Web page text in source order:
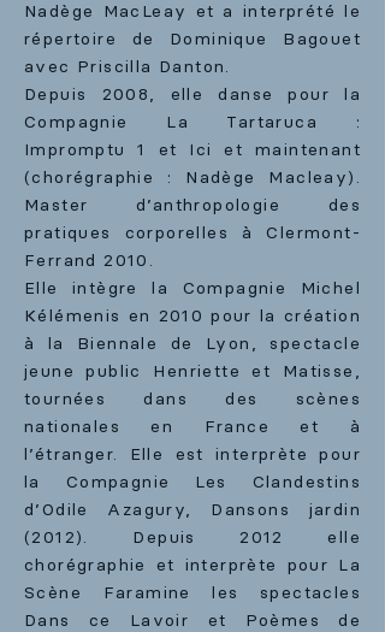
Nadège MacLeay et a interprété le
répertoire de Dominique Bagouet
avec Priscilla Danton.
Depuis 2008, elle danse pour la
Compagnie La Tartaruca :
Impromptu 1 et Ici et maintenant
(chorégraphie : Nadège Macleay).
Master d’anthropologie des
pratiques corporelles à Clermont-
Ferrand 2010.
Elle intègre la Compagnie Michel
Kélémenis en 2010 pour la création
à la Biennale de Lyon, spectacle
jeune public Henriette et Matisse,
tournées dans des scènes
nationales en France et à
l’étranger. Elle est interprète pour
la Compagnie Les Clandestins
d’Odile Azagury, Dansons jardin
(2012). Depuis 2012 elle
chorégraphie et interprète pour La
Scène Faramine les spectacles
Dans ce Lavoir et Poèmes de